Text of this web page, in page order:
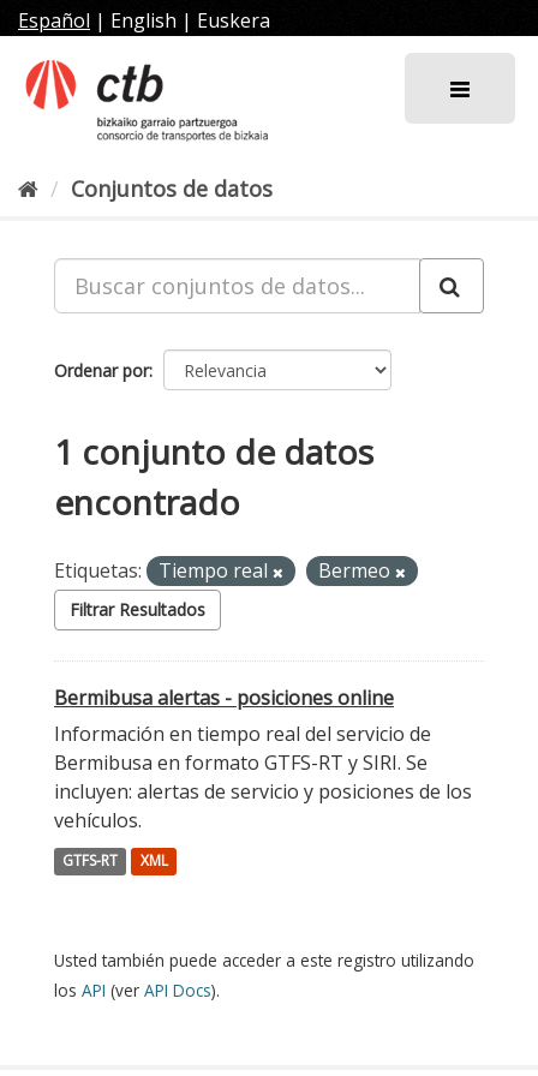
al
contenido
Español | English | Euskera
Conjuntos de datos
Ordenar por
1 conjunto de datos
encontrado
Etiquetas: Tiempo real Bermeo
Filtrar Resultados
Bermibusa alertas - posiciones online
Información en tiempo real del servicio de
Bermibusa en formato GTFS-RT y SIRI. Se
incluyen: alertas de servicio y posiciones de los
vehículos.
GTFS-RT XML
Usted también puede acceder a este registro utilizando
los API (ver API Docs).